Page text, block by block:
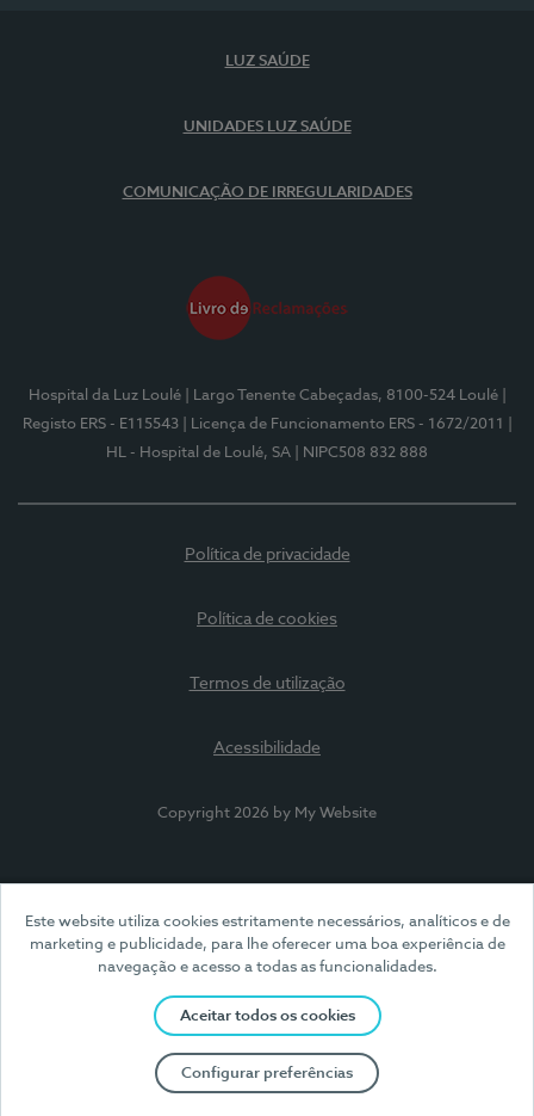
Este website utiliza cookies estritamente necessários, analíticos e de
marketing e publicidade, para lhe oferecer uma boa experiência de
navegação e acesso a todas as funcionalidades.
Aceitar todos os cookies
Configurar preferências
LUZ SAÚDE
UNIDADES LUZ SAÚDE
COMUNICAÇÃO DE IRREGULARIDADES
Hospital da Luz Loulé | Largo Tenente Cabeçadas, 8100-524 Loulé
Registo ERS - E115543
| Licença de Funcionamento ERS - 1672/2011
HL - Hospital de Loulé, SA
| NIPC508 832 888
Política de privacidade
Política de cookies
Termos de utilização
Acessibilidade
Copyright 2026 by My Website